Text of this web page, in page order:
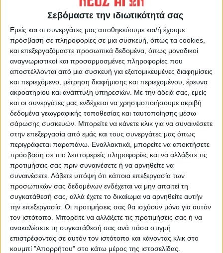
Σεβόμαστε την ιδιωτικότητά σας
Εμείς και οι συνεργάτες μας αποθηκεύουμε και/ή έχουμε
πρόσβαση σε πληροφορίες σε μια συσκευή, όπως τα cookies,
και επεξεργαζόμαστε προσωπικά δεδομένα, όπως μοναδικοί
αναγνωριστικοί και προσαρμοσμένες πληροφορίες που
αποστέλλονται από μια συσκευή για εξατομικευμένες διαφημίσεις
και περιεχόμενο, μέτρηση διαφήμισης και περιεχομένου, έρευνα
ακροατηρίου και ανάπτυξη υπηρεσιών. Με την άδειά σας, εμείς
και οι συνεργάτες μας ενδέχεται να χρησιμοποιήσουμε ακριβή
δεδομένα γεωγραφικής τοποθεσίας και ταυτοποίησης μέσω
σάρωσης συσκευών. Μπορείτε να κάνετε κλικ για να συναινέσετε
στην επεξεργασία από εμάς και τους συνεργάτες μας όπως
περιγράφεται παραπάνω. Εναλλακτικά, μπορείτε να αποκτήσετε
πρόσβαση σε πιο λεπτομερείς πληροφορίες και να αλλάξετε τις
προτιμήσεις σας πριν συναινέσετε ή να αρνηθείτε να
συναινέσετε. Λάβετε υπόψη ότι κάποια επεξεργασία των
προσωπικών σας δεδομένων ενδέχεται να μην απαιτεί τη
συγκατάθεσή σας, αλλά έχετε το δικαίωμα να αρνηθείτε αυτήν
την επεξεργασία. Οι προτιμήσεις σας θα ισχύουν μόνο για αυτόν
τον ιστότοπο. Μπορείτε να αλλάξετε τις προτιμήσεις σας ή να
ανακαλέσετε τη συγκατάθεσή σας ανά πάσα στιγμή
επιστρέφοντας σε αυτόν τον ιστότοπο και κάνοντας κλικ στο
κουμπί "Απορρήτου" στο κάτω μέρος της ιστοσελίδας.
Δεν θα δεχθούμε ν’ ανέβουν περίσσότερες
ομάδες. Το πρωτάθλημα φέτος θα γίνει με
30 και όχι με 32. Μόνο με υπουργική
απόφαση μπορεί να γίνει.
Αν το προσπαθήσουμε θα προσφύγουμε σα
λίγκα. Θέλουμε να πάμε σε πρωτάθλημα με
έναν όμιλο. Αν κάποια ομάδα δε δηλώσει
συμμετοχή μπορεί να αντικατασταθεί.
Για την επαγγελματική διαιτησία και την
παραμονή ή όχι του Κλάτενμπεργκ:
Το μόνο που συζητήσαμε για τη διαιτησία
είναι να μειωθεί το εξοδολόγιο των
διαιτητών.
Αν μας στείλουν διαιτητή από τον Πύργο και
παρατηρητή από την Πάτρα το εξοδολόγιο
θα φτάσει στις 5.000 ευρώ.